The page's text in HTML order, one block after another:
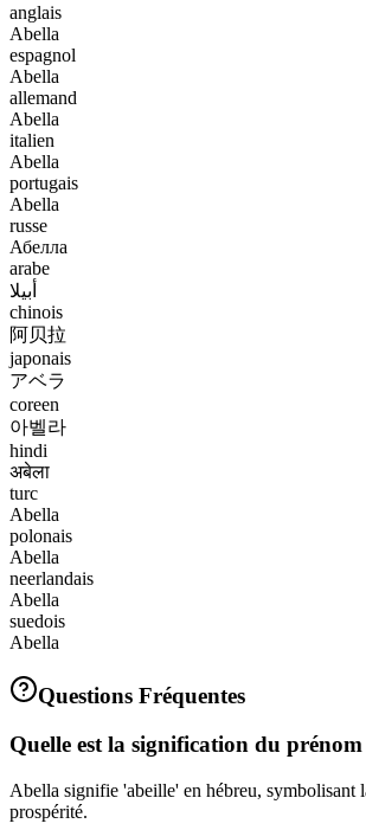
anglais
Abella
espagnol
Abella
allemand
Abella
italien
Abella
portugais
Abella
russe
Абелла
arabe
أبيلا
chinois
阿贝拉
japonais
アベラ
coreen
아벨라
hindi
अबेला
turc
Abella
polonais
Abella
neerlandais
Abella
suedois
Abella
Questions Fréquentes
Quelle est la signification du
Abella signifie 'abeille' en hébreu, symbolisant
prospérité.